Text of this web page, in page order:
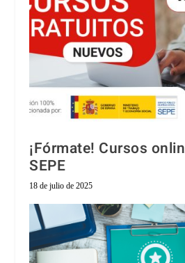
¡Fórmate! Cursos
SEPE
18 de julio de 2025